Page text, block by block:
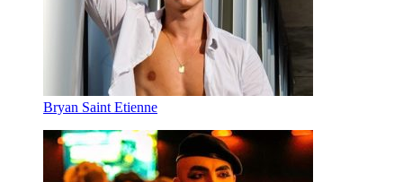
Bryan Saint Etienne